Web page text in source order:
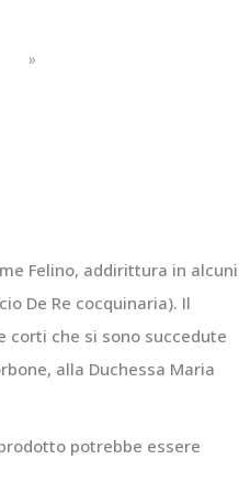
»
Felino, addirittura in alcuni
De Re cocquinaria). Il
corti che si sono succedute
alla Duchessa Maria
potrebbe essere